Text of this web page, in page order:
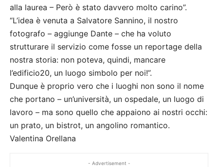
alla laurea – Però è stato davvero molto carino”.
“L’idea è venuta a Salvatore Sannino, il nostro
fotografo – aggiunge Dante – che ha voluto
strutturare il servizio come fosse un reportage della
nostra storia: non poteva, quindi, mancare
l’edificio20, un luogo simbolo per noi!”.
Dunque è proprio vero che i luoghi non sono il nome
che portano – un’università, un ospedale, un luogo di
lavoro – ma sono quello che appaiono ai nostri occhi:
un prato, un bistrot, un angolino romantico.
Valentina Orellana
- Advertisement -